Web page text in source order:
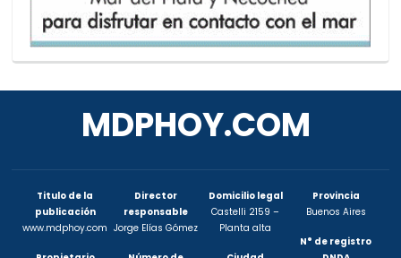
MDPHOY.COM
Titulo de la
publicación
www.mdphoy.com
Director
responsable
Jorge Elías Gómez
Domicilio legal
Castelli 2159 –
Planta alta
Provincia
Buenos Aires
N° de registro